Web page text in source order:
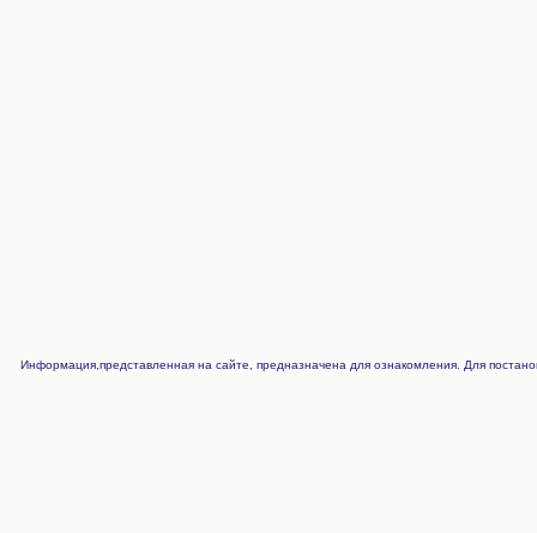
Информация,представленная на сайте, предназначена для ознакомления. Для